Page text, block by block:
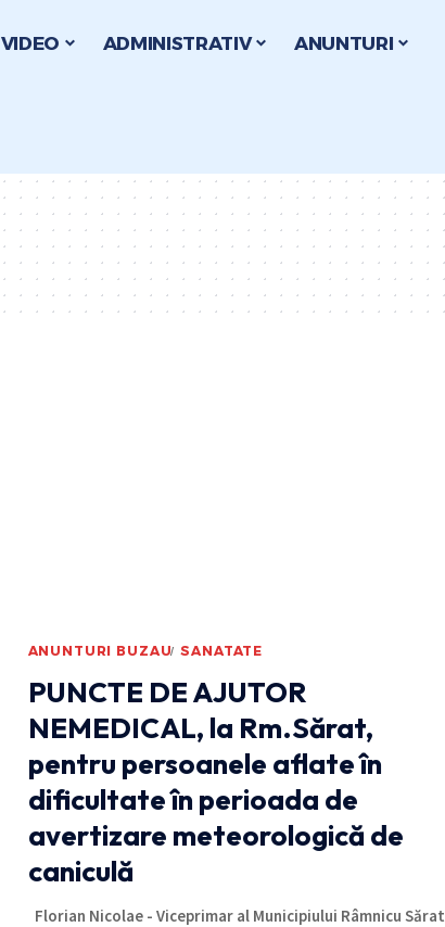
VIDEO ADMINISTRATIV ANUNTURI
ANUNTURI BUZAU SANATATE
PUNCTE DE AJUTOR
NEMEDICAL, la Rm.Sărat,
pentru persoanele aflate în
dificultate în perioada de
avertizare meteorologică de
caniculă
Florian Nicolae - Viceprimar al Municipiului Râmnicu Sărat